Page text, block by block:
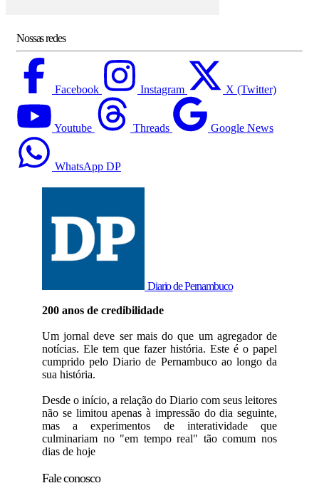
Nossas redes
Facebook Instagram X (Twitter)
Youtube Threads Google News
WhatsApp DP
Diario de Pernambuco
200 anos de credibilidade
Um jornal deve ser mais do que um agregador de
notícias. Ele tem que fazer história. Este é o papel
cumprido pelo Diario de Pernambuco ao longo da
sua história.
Desde o início, a relação do Diario com seus leitores
não se limitou apenas à impressão do dia seguinte,
mas a experimentos de interatividade que
culminariam no "em tempo real" tão comum nos
dias de hoje
Fale conosco